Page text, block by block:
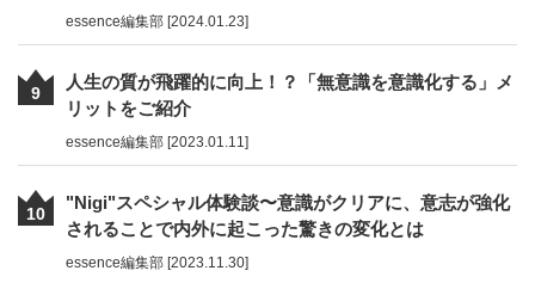
essence編集部 [2024.01.23]
9
人生の質が飛躍的に向上！？「無意識を意識化する」メ
リットをご紹介
essence編集部 [2023.01.11]
10
"Nigi"スペシャル体験談〜意識がクリアに、意志が強化
されることで内外に起こった驚きの変化とは
essence編集部 [2023.11.30]